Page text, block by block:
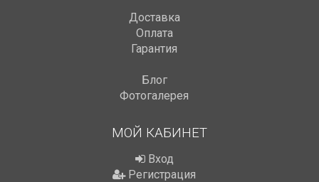
Доставка
Оплата
Гарантия
Блог
Фотогалерея
МОЙ КАБИНЕТ
Вход
Регистрация